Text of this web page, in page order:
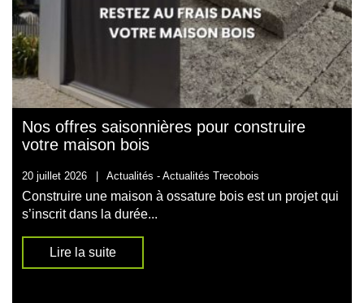
Nos offres saisonnières pour construire
votre maison bois
20 juillet 2026 Actualités - Actualités Trecobois
Construire une maison à ossature bois est un projet qui
s’inscrit dans la durée...
Lire la suite